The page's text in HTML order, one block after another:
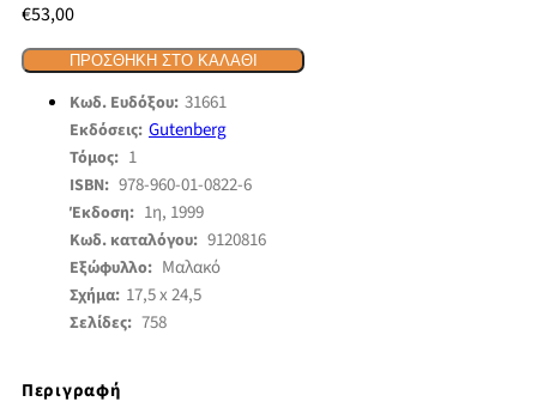
€53,00
ΠΡΟΣΘΉΚΗ ΣΤΟ ΚΑΛΆΘΙ
Κωδ. Ευδόξου: 31661
Εκδόσεις: Gutenberg
Τόμος: 1
ISBN: 978-960-01-0822-6
Έκδοση: 1η, 1999
Κωδ. καταλόγου: 9120816
Εξώφυλλο: Μαλακό
Σχήμα: 17,5 x 24,5
Σελίδες: 758
Περιγραφή